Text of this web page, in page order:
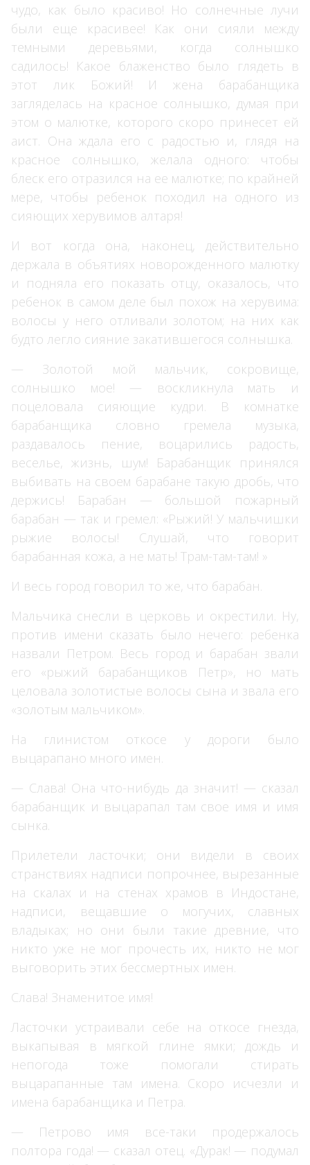
чудо, как было красиво! Но солнечные лучи
были еще красивее! Как они сияли между
темными деревьями, когда солнышко
садилось! Какое блаженство было глядеть в
этот лик Божий! И жена барабанщика
загляделась на красное солнышко, думая при
этом о малютке, которого скоро принесет ей
аист. Она ждала его с радостью и, глядя на
красное солнышко, желала одного: чтобы
блеск его отразился на ее малютке; по крайней
мере, чтобы ребенок походил на одного из
сияющих херувимов алтаря!
И вот когда она, наконец, действительно
держала в объятиях новорожденного малютку
и подняла его показать отцу, оказалось, что
ребенок в самом деле был похож на херувима:
волосы у него отливали золотом; на них как
будто легло сияние закатившегося солнышка.
— Золотой мой мальчик, сокровище,
солнышко мое! — воскликнула мать и
поцеловала сияющие кудри. В комнатке
барабанщика словно гремела музыка,
раздавалось пение, воцарились радость,
веселье, жизнь, шум! Барабанщик принялся
выбивать на своем барабане такую дробь, что
держись! Барабан — большой пожарный
барабан — так и гремел: «Рыжий! У мальчишки
рыжие волосы! Слушай, что говорит
барабанная кожа, а не мать! Трам-там-там! »
И весь город говорил то же, что барабан.
Мальчика снесли в церковь и окрестили. Ну,
против имени сказать было нечего: ребенка
назвали Петром. Весь город и барабан звали
его «рыжий барабанщиков Петр», но мать
целовала золотистые волосы сына и звала его
«золотым мальчиком».
На глинистом откосе у дороги было
выцарапано много имен.
— Слава! Она что-нибудь да значит! — сказал
барабанщик и выцарапал там свое имя и имя
сынка.
Прилетели ласточки; они видели в своих
странствиях надписи попрочнее, вырезанные
на скалах и на стенах храмов в Индостане,
надписи, вещавшие о могучих, славных
владыках; но они были такие древние, что
никто уже не мог прочесть их, никто не мог
выговорить этих бессмертных имен.
Слава! Знаменитое имя!
Ласточки устраивали себе на откосе гнезда,
выкапывая в мягкой глине ямки; дождь и
непогода тоже помогали стирать
выцарапанные там имена. Скоро исчезли и
имена барабанщика и Петра.
— Петрово имя все-таки продержалось
полтора года! — сказал отец. «Дурак! — подумал